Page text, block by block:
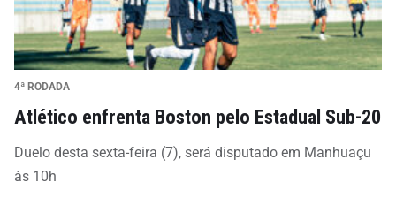
4ª RODADA
Atlético enfrenta Boston pelo Estadual Sub-20
Duelo desta sexta-feira (7), será disputado em Manhuaçu
às 10h